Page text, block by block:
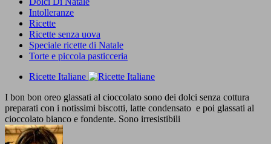
Intolleranze
Ricette
Ricette senza uova
Speciale ricette di Natale
Torte e piccola pasticceria
Ricette Italiane
I bon bon oreo glassati al cioccolato sono dei dolci senza cottura
preparati con i notissimi biscotti, latte condensato e poi glassati al
cioccolato bianco e fondente. Sono irresistibili